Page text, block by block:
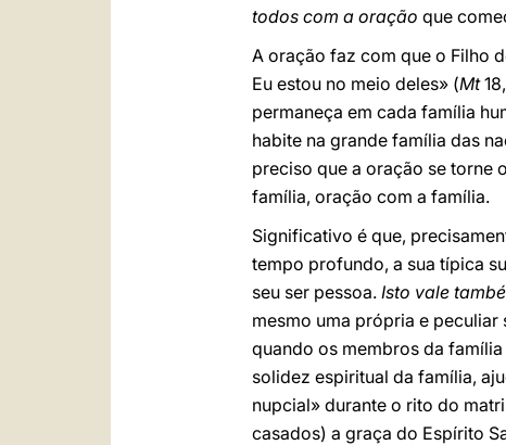
todos com a oração que
A oração faz com que o Filho
Eu estou no meio deles» (Mt
permaneça em cada família
habite na grande família das
preciso que a oração se torne
família, oração com a família.
Significativo é que,
tempo profundo, a sua típica
seu ser pessoa. Isto vale
mesmo uma própria e
quando os membros da
solidez espiritual da família,
nupcial» durante o rito do
casados) a graça do Espírito